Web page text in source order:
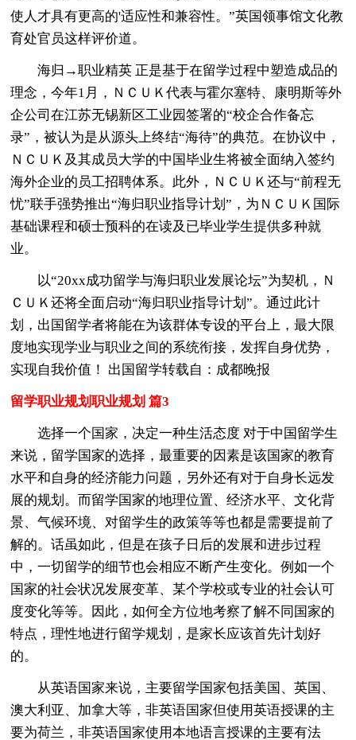
使人才具有更高的'适应性和兼容性。”英国领事馆文化教
育处官员这样评价道。
海归→职业精英 正是基于在留学过程中塑造成品的
理念，今年1月，ＮＣＵＫ代表与霍尔塞特、康明斯等外
企公司在江苏无锡新区工业园签署的“校企合作备忘
录”，被认为是从源头上终结“海待”的典范。在协议中，
ＮＣＵＫ及其成员大学的中国毕业生将被全面纳入签约
海外企业的员工招聘体系。此外，ＮＣＵＫ还与“前程无
忧”联手强势推出“海归职业指导计划”，为ＮＣＵＫ国际
基础课程和硕士预科的在读及已毕业学生提供多种就
业。
以“20xx成功留学与海归职业发展论坛”为契机，Ｎ
ＣＵＫ还将全面启动“海归职业指导计划”。通过此计
划，出国留学者将能在为该群体专设的平台上，最大限
度地实现学业与职业之间的系统衔接，发挥自身优势，
实现自我价值！ 出国留学转载自：成都晚报
留学职业规划职业规划 篇3
选择一个国家，决定一种生活态度 对于中国留学生
来说，留学国家的选择，最重要的因素是该国家的教育
水平和自身的经济能力问题，另外还有对于自身长远发
展的规划。而留学国家的地理位置、经济水平、文化背
景、气候环境、对留学生的政策等等也都是需要提前了
解的。话虽如此，但是在孩子日后的发展和进步过程
中，一切留学的细节也会相应不断产生变化。例如一个
国家的社会状况发展变革、某个学校或专业的社会认可
度变化等等。因此，如何全方位地考察了解不同国家的
特点，理性地进行留学规划，是家长应该首先计划好
的。
从英语国家来说，主要留学国家包括美国、英国、
澳大利亚、加拿大等，非英语国家但使用英语授课的主
要为荷兰，非英语国家使用本地语言授课的主要有法